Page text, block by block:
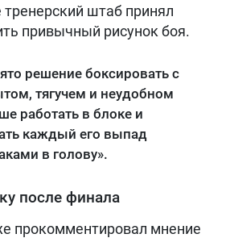
тренерский штаб принял
привычный рисунок боя.
решение боксировать с
тягучем и неудобном
работать в блоке и
каждый его выпад
в голову».
после финала
прокомментировал мнение